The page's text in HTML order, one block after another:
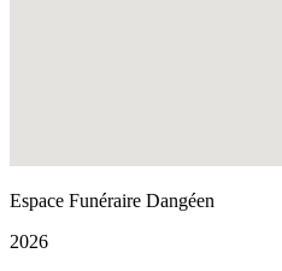
Espace Funéraire Dangéen
2026